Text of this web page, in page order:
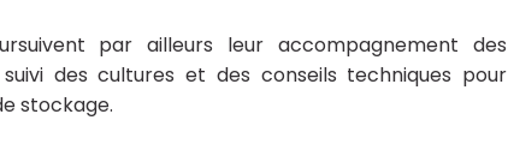
par ailleurs leur accompagnement des
des cultures et des conseils techniques pour
stockage.